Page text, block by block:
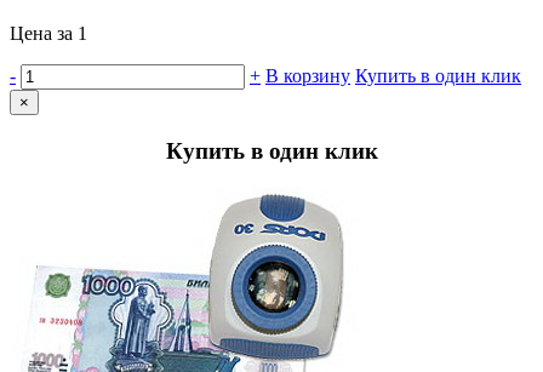
Цена за 1
- + В корзину Купить в один клик
×
Купить в один клик